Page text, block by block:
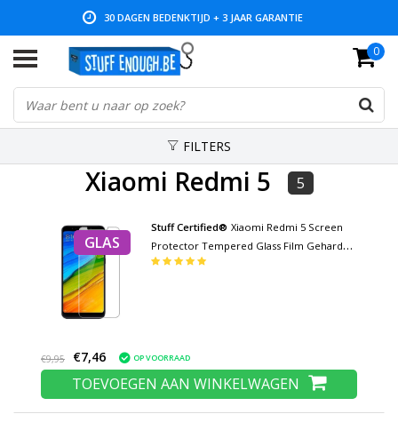
30 DAGEN BEDENKTIJD + 3 JAAR GARANTIE
LAGE PRIJZEN EN RUIM ASSORTIMENT 0
FILTERS
Xiaomi Redmi 5 5
GLAS
Stuff Certified® Xiaomi Redmi 5 Screen
Protector Tempered Glass Film Gehard
Glas Glazen
€9,95 €7,46 OP VOORRAAD
TOEVOEGEN AAN WINKELWAGEN